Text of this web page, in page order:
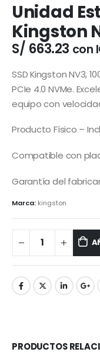
Unidad
Kingston
S/ 663.23 con
SSD Kingston NV3,
PCIe 4.0 NVMe.
equipo con
Producto Físico –
Compatible con
Garantía del
Marca: kingston
PRODUCTOS